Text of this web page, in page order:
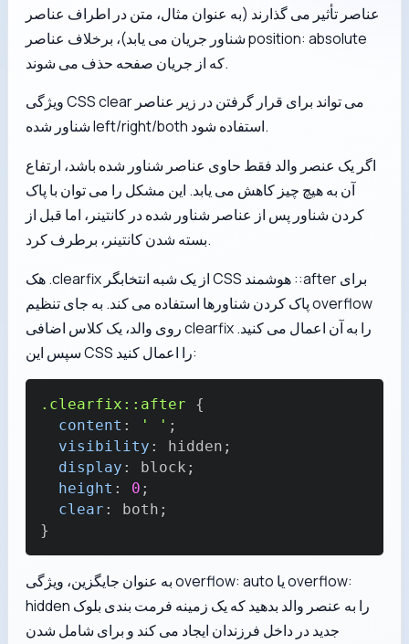
عناصر تأثیر می گذارند (به عنوان مثال، متن در اطراف عناصر
شناور جریان می یابد)، برخلاف عناصر position: absolute
که از جریان صفحه حذف می شوند.
ویژگی CSS clear می تواند برای قرار گرفتن در زیر عناصر
شناور شده left/right/both استفاده شود.
اگر یک عنصر والد فقط حاوی عناصر شناور شده باشد، ارتفاع
آن به هیچ چیز کاهش می یابد. این مشکل را می توان با پاک
کردن شناور پس از عناصر شناور شده در کانتینر، اما قبل از
بسته شدن کانتینر، برطرف کرد.
هک .clearfix از یک شبه انتخابگر CSS هوشمند ::after برای
پاک کردن شناورها استفاده می کند. به جای تنظیم overflow
روی والد، یک کلاس اضافی clearfix را به آن اعمال می کنید.
سپس این CSS را اعمال کنید:
.clearfix ::after
{
content : ' ' ;
visibility : hidden ;
display : block ;
height : 0 ;
clear : both ;
}
به عنوان جایگزین، ویژگی overflow: auto یا overflow:
hidden را به عنصر والد بدهید که یک زمینه فرمت بندی بلوک
جدید در داخل فرزندان ایجاد می کند و برای شامل شدن